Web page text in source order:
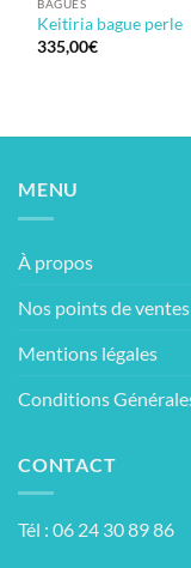
BAGUES
Keitiria bague perle
335,00€
MENU
À propos
Nos points de ventes
Mentions légales
Conditions
CONTACT
Tél : 06 24 30 89 86